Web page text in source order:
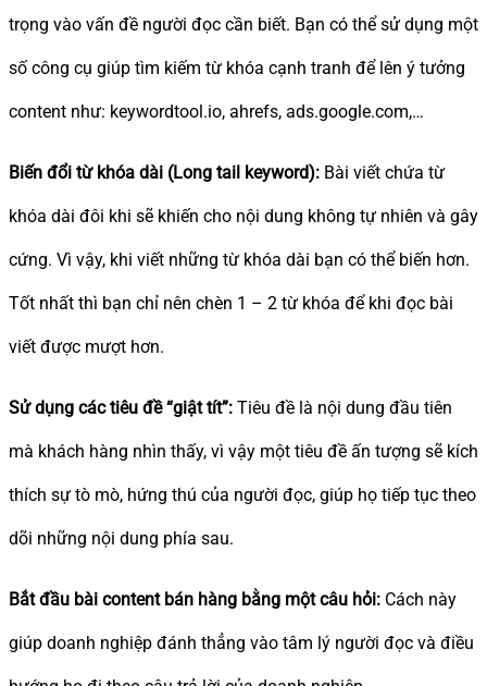
trọng vào vấn đề người đọc cần biết. Bạn có thể sử dụng một
số công cụ giúp tìm kiếm từ khóa cạnh tranh để lên ý tưởng
content như: keywordtool.io, ahrefs, ads.google.com,…
Biến đổi từ khóa dài (Long tail keyword): Bài viết chứa từ
khóa dài đôi khi sẽ khiến cho nội dung không tự nhiên và gây
cứng. Vì vậy, khi viết những từ khóa dài bạn có thể biến hơn.
Tốt nhất thì bạn chỉ nên chèn 1 – 2 từ khóa để khi đọc bài
viết được mượt hơn.
Sử dụng các tiêu đề “giật tít”: Tiêu đề là nội dung đầu tiên
mà khách hàng nhìn thấy, vì vậy một tiêu đề ấn tượng sẽ kích
thích sự tò mò, hứng thú của người đọc, giúp họ tiếp tục theo
dõi những nội dung phía sau.
Bắt đầu bài content bán hàng bằng một câu hỏi: Cách này
giúp doanh nghiệp đánh thẳng vào tâm lý người đọc và điều